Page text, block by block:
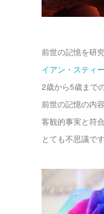
前世の記憶を研
イアン・スティ
2歳から5歳まで
前世の記憶の内
客観的事実と符
とても不思議です